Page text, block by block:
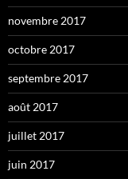
novembre 2017
octobre 2017
septembre 2017
août 2017
juillet 2017
juin 2017